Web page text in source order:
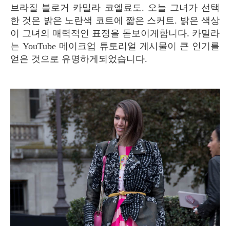
브라질 블로거 카밀라 코엘료도. 오늘 그녀가 선택
한 것은 밝은 노란색 코트에 짧은 스커트. 밝은 색상
이 그녀의 매력적인 표정을 돋보이게합니다. 카밀라
는 YouTube 메이크업 튜토리얼 게시물이 큰 인기를
얻은 것으로 유명하게되었습니다.